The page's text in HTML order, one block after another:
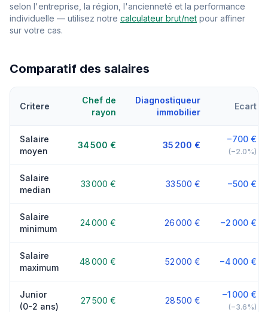
selon l'entreprise, la région, l'ancienneté et la performance
individuelle — utilisez notre calculateur brut/net pour affiner
sur votre cas.
Comparatif des salaires
Critere
Chef de
rayon
Diagnostiqueur
immobilier
Ecart
Salaire
moyen
34 500 € 35 200 €
−700 €
(−2.0%)
Salaire
median
33 000 € 33 500 € −500 €
Salaire
minimum
24 000 € 26 000 € −2 000 €
Salaire
maximum
48 000 € 52 000 € −4 000 €
Junior
(0-2 ans)
27 500 € 28 500 €
−1 000 €
(−3.6%)